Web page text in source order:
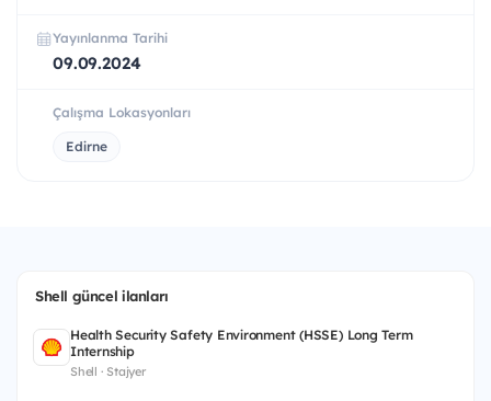
Yayınlanma Tarihi
09.09.2024
Çalışma Lokasyonları
Edirne
Shell güncel ilanları
Health Security Safety Environment (HSSE) Long Term
Internship
Shell · Stajyer